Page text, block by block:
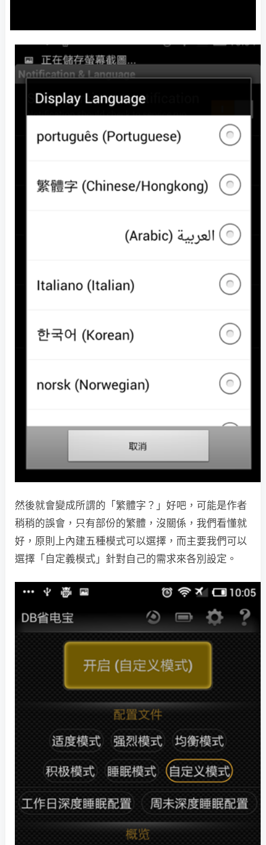
然後就會變成所謂的「繁體字？」好吧，可能是作者
稍稍的誤會，只有部份的繁體，沒關係，我們看懂就
好，原則上內建五種模式可以選擇，而主要我們可以
選擇「自定義模式」針對自己的需求來各別設定。